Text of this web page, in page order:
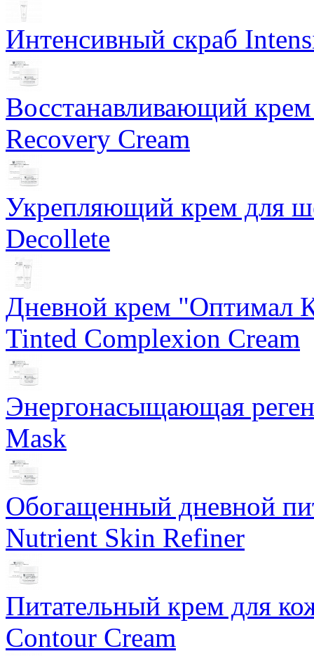
Интенсивный скраб
Восстанавливающий
Recovery Cream
Укрепляющий крем для
Decollete
Дневной крем "Оптимал
Tinted Complexion Cream
Энергонасыщающая
Mask
Обогащенный дневной
Nutrient Skin Refiner
Питательный крем для
Contour Cream